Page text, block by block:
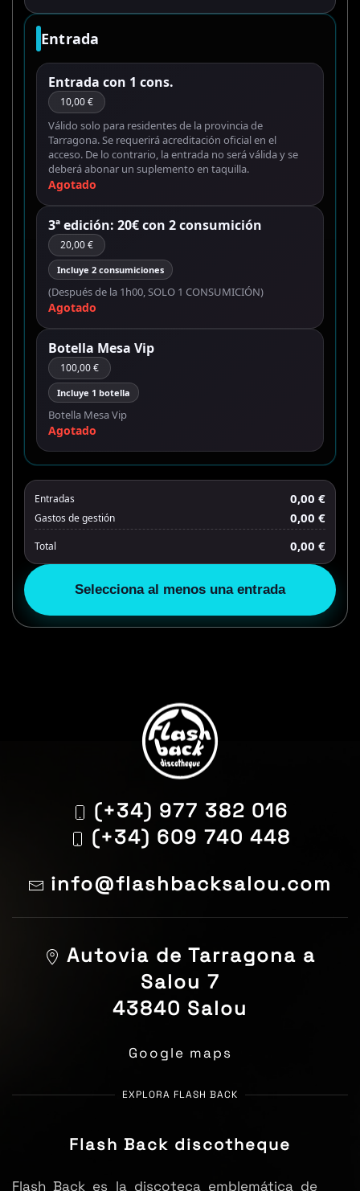
Entrada
Entrada con 1 cons.
10,00 €
Válido solo para residentes de la provincia de
Tarragona. Se requerirá acreditación oficial en el
acceso. De lo contrario, la entrada no será válida y se
deberá abonar un suplemento en taquilla.
Agotado
3ª edición: 20€ con 2 consumición
20,00 €
Incluye 2 consumiciones
(Después de la 1h00, SOLO 1 CONSUMICIÓN)
Agotado
Botella Mesa Vip
100,00 €
Incluye 1 botella
Botella Mesa Vip
Agotado
Entradas 0,00 €
Gastos de gestión 0,00 €
Total 0,00 €
Selecciona al menos una entrada
(+34) 977 382 016
(+34) 609 740 448
info@flashbacksalou.com
Autovia de Tarragona a
Salou 7
43840 Salou
Google maps
EXPLORA FLASH BACK
Flash Back discotheque
Flash Back es la discoteca emblemática de